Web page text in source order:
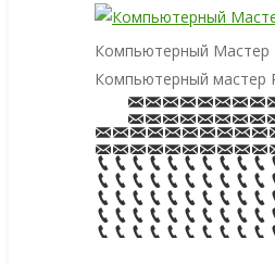
Компьютерный Мастер
Компьютерный мастер